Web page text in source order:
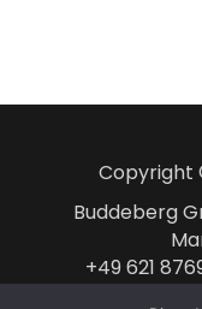
Copyright
Buddeberg
+49 621